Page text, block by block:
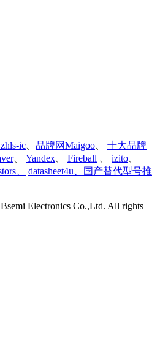
ic 品牌网Maigoo
十大品牌
、 Yandex Fireball izito
datasheet4u、国产替代型号推
Electronics Co.,Ltd. All rights